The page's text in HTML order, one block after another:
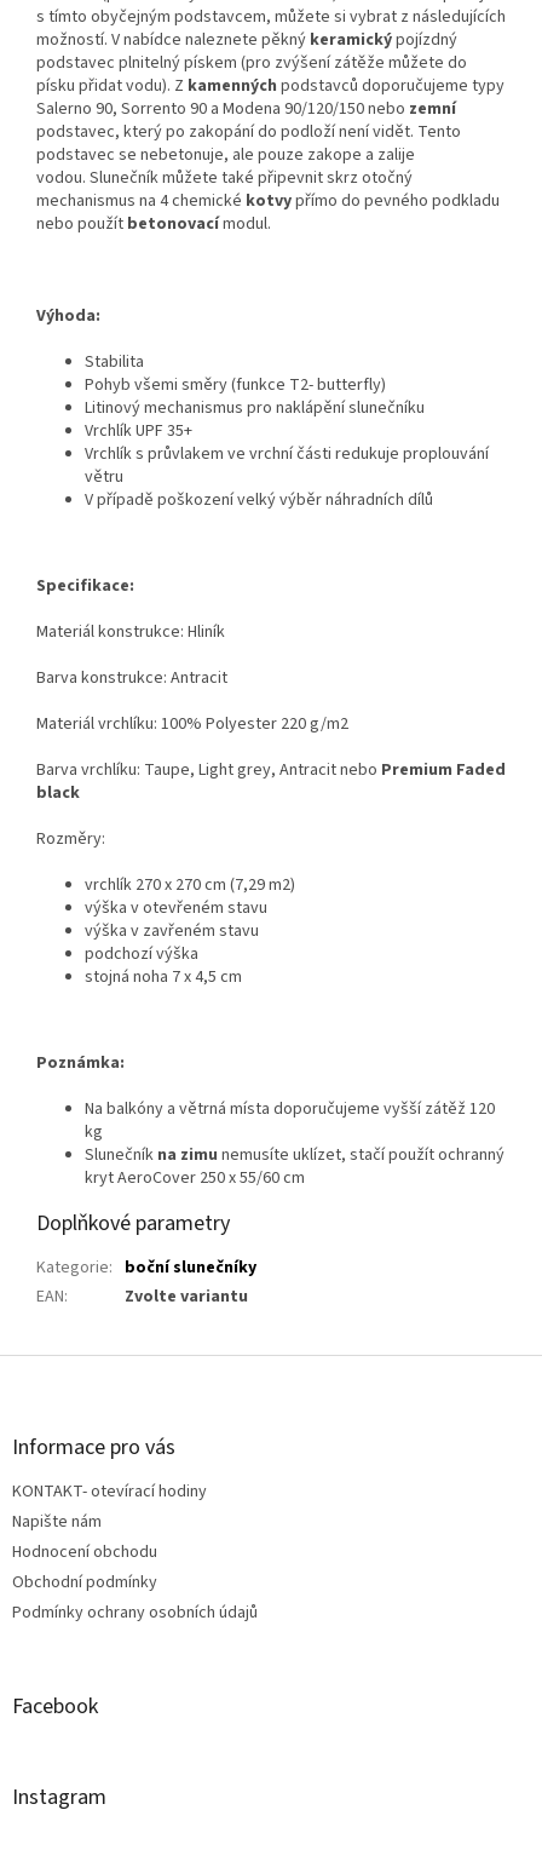
s tímto obyčejným podstavcem, můžete si vybrat z následujících
možností. V nabídce naleznete pěkný keramickýpojízdný
podstavec plnitelný pískem (pro zvýšení zátěže můžete do
písku přidat vodu). Z kamenných podstavců doporučujeme typy
Salerno 90, Sorrento 90 a Modena 90/120/150 nebo zemní
podstavec, který po zakopání do podloží není vidět. Tento
podstavec se nebetonuje, ale pouze zakope a zalije
vodou. Slunečník můžete také připevnit skrz otočný
mechanismus na 4 chemické kotvypřímo do pevného podkladu
nebo použít betonovacímodul.
Výhoda:
Stabilita
Pohyb všemi směry (funkce T2- butterfly)
Litinový mechanismus pro naklápění slunečníku
Vrchlík UPF 35+
Vrchlík s průvlakem ve vrchní části redukuje proplouvání
větru
V případě poškození velký výběr náhradních dílů
Specifikace:
Materiál konstrukce: Hliník
Barva konstrukce: Antracit
Materiál vrchlíku: 100% Polyester 220 g/m2
Barva vrchlíku: Taupe, Light grey, Antracit nebo Premium Faded
black
Rozměry:
vrchlík 270 x 270 cm (7,29 m2)
výška v otevřeném stavu
výška v zavřeném stavu
podchozí výška
stojná noha 7 x 4,5 cm
Poznámka:
Na balkóny a větrná místa doporučujeme vyšší zátěž 120
kg
Slunečník na zimu nemusíte uklízet, stačí použít ochranný
kryt AeroCover 250 x 55/60 cm
Doplňkové parametry
Kategorie: boční slunečníky
EAN: Zvolte variantu
Z
Informace pro vás
KONTAKT- otevírací hodiny
Napište nám
Hodnocení obchodu
Obchodní podmínky
Podmínky ochrany osobních údajů
Facebook
Instagram